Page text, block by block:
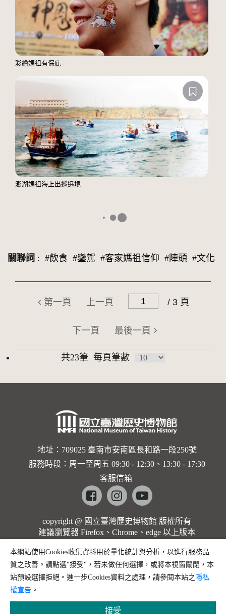
彩繪媽祖有保庇
澎湖媽祖海上出巡遶境
關聯詞 : #飲食 #鑾駕 #客家媽祖信仰 #陣頭 #文化
第一頁 上一頁 / 3 頁
下一頁 最後一頁
共23筆 每頁筆數
地址：709025 臺南市安南區長和路一段250號
服務時段：周一至周五 09:30 - 12:30、13:30 - 17:30
客服信箱
Facebookinstagramyoutube
copyright @ 國立臺灣歷史博物館 版權所有
建議瀏覽器 Firefox、Chrome、edge 以上版本
本網站使用Cookies收集資料用於量化統計與分析，以進行服務品
質之改善。請點選"接受"，若未做任何選擇，或將本視窗關閉，本
站預設選擇拒絕。進一步Cookies資料之處理，請參閱本站之 隱私
權宣告 。
接受